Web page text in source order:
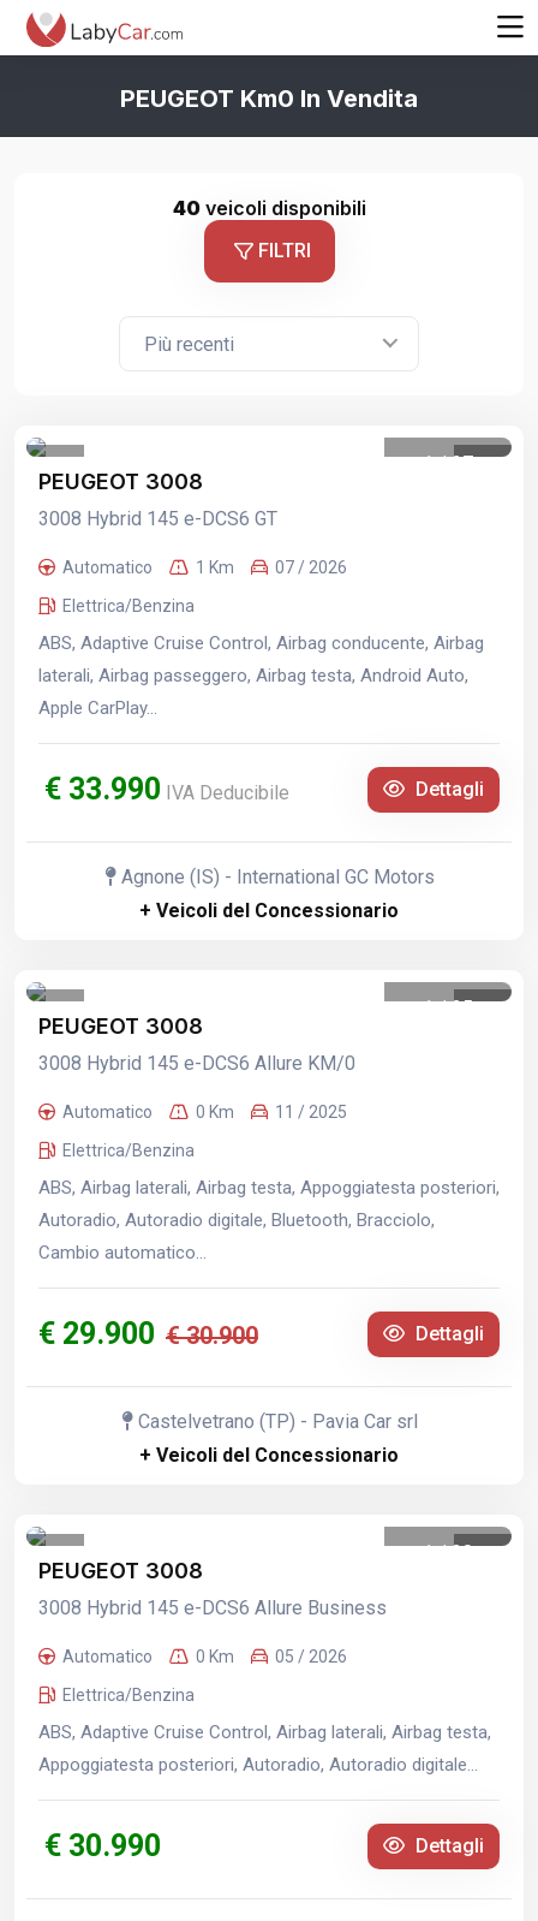
PEUGEOT Km0 In Vendita
40veicoli disponibili
FILTRI
Più recenti
1 /27
PEUGEOT 3008
3008 Hybrid 145 e-DCS6 GT
Automatico 1 Km
07 / 2026
Elettrica/Benzina
ABS, Adaptive Cruise Control, Airbag conducente, Airbag
laterali, Airbag passeggero, Airbag testa, Android Auto,
Apple CarPlay...
€ 33.990 IVA Deducibile Dettagli
Agnone (IS) - International GC Motors
+ Veicoli del Concessionario
1 /25
PEUGEOT 3008
3008 Hybrid 145 e-DCS6 Allure KM/0
Automatico 0 Km
11 / 2025
Elettrica/Benzina
ABS, Airbag laterali, Airbag testa, Appoggiatesta posteriori,
Autoradio, Autoradio digitale, Bluetooth, Bracciolo,
Cambio automatico...
€ 29.900 € 30.900 Dettagli
Castelvetrano (TP) - Pavia Car srl
+ Veicoli del Concessionario
1 /30
PEUGEOT 3008
3008 Hybrid 145 e-DCS6 Allure Business
Automatico 0 Km
05 / 2026
Elettrica/Benzina
ABS, Adaptive Cruise Control, Airbag laterali, Airbag testa,
Appoggiatesta posteriori, Autoradio, Autoradio digitale...
€ 30.990 Dettagli